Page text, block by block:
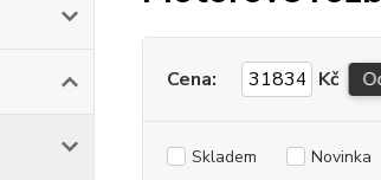
Cena: Kč
Skladem Novinka